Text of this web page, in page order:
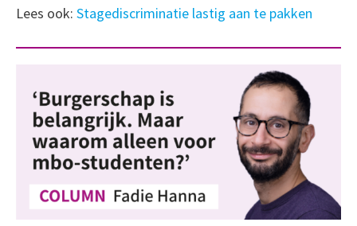
Lees ook: Stagediscriminatie lastig aan te pakken